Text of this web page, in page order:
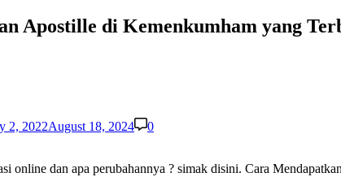
Apostille di Kemenkumham yang
2, 2022August 18, 2024 0
online dan apa perubahannya ? simak disini. Cara